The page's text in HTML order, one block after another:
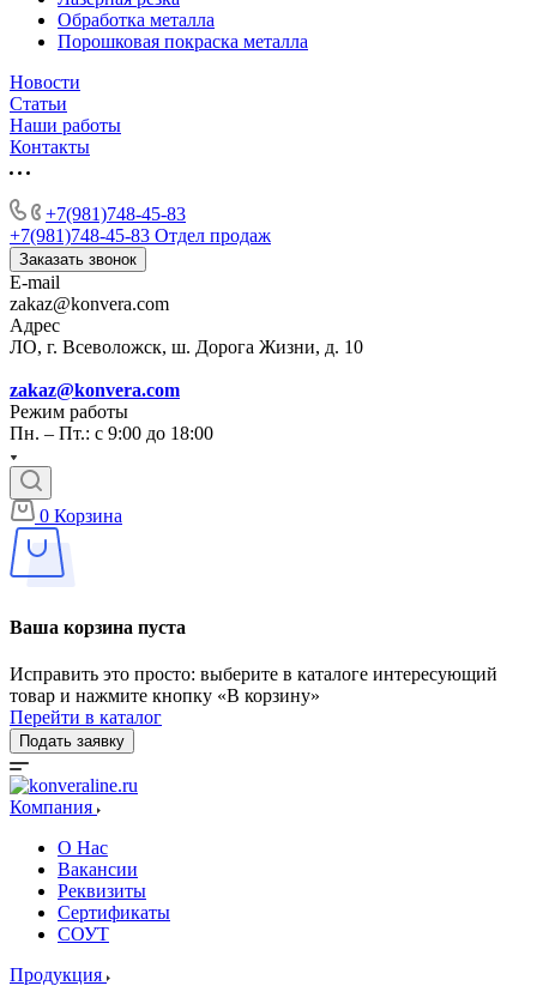
Обработка металла
Порошковая покраска металла
Новости
Статьи
Наши работы
Контакты
+7(981)748-45-83
+7(981)748-45-83 Отдел продаж
Заказать звонок
E-mail
zakaz@konvera.com
Адрес
ЛО, г. Всеволожск, ш. Дорога Жизни, д. 10
zakaz@konvera.com
Режим работы
Пн. – Пт.: с 9:00 до 18:00
0 Корзина
Ваша корзина пуста
Исправить это просто: выберите в каталоге интересующий
товар и нажмите кнопку «В корзину»
Перейти в каталог
Подать заявку
Компания
О Нас
Вакансии
Реквизиты
Сертификаты
СОУТ
Продукция